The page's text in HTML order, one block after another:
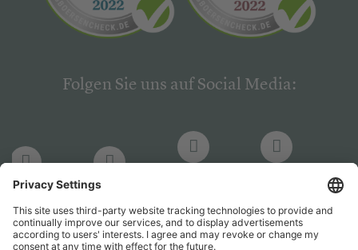
Folgen Sie uns auf Social Media:
LinkedIn
PsychJOB PsychJOB
Hogrefe
Verlag
Hogrefe
Verlag